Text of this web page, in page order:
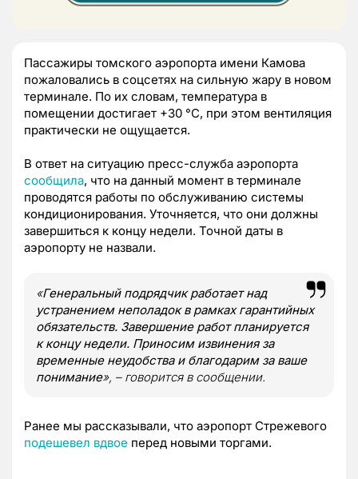
Пассажиры томского аэропорта имени Камова
пожаловались в соцсетях на сильную жару в новом
терминале. По их словам, температура в
помещении достигает +30 °C, при этом вентиляция
практически не ощущается.
В ответ на ситуацию пресс-служба аэропорта
сообщила, что на данный момент в терминале
проводятся работы по обслуживанию системы
кондиционирования. Уточняется, что они должны
завершиться к концу недели. Точной даты в
аэропорту не назвали.
«Генеральный подрядчик работает над
устранением неполадок в рамках гарантийных
обязательств. Завершение работ планируется
к концу недели. Приносим извинения за
временные неудобства и благодарим за ваше
понимание», – говорится в сообщении.
Ранее мы рассказывали, что аэропорт Стрежевого
подешевел вдвое перед новыми торгами.